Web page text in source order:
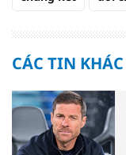
CÁC TIN KHÁC